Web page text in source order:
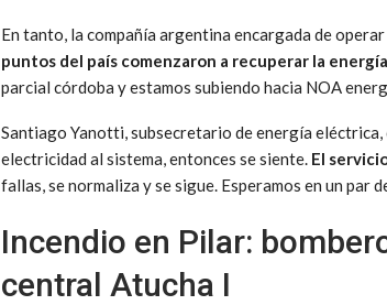
En tanto, la compañía argentina encargada de
puntos del país comenzaron a recuperar la
parcial córdoba y estamos subiendo hacia NOA
Santiago Yanotti, subsecretario de energía eléctrica,
electricidad al sistema, entonces se siente. El
fallas, se normaliza y se sigue. Esperamos en un par
Incendio en Pilar:
central Atucha I